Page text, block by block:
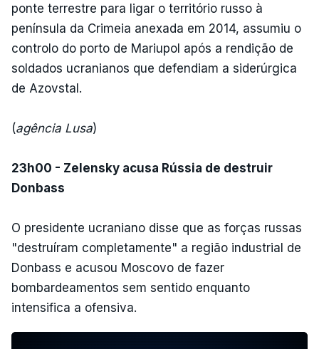
ponte terrestre para ligar o território russo à
península da Crimeia anexada em 2014, assumiu o
controlo do porto de Mariupol após a rendição de
soldados ucranianos que defendiam a siderúrgica
de Azovstal.
(agência Lusa)
23h00 - Zelensky acusa Rússia de destruir
Donbass
O presidente ucraniano disse que as forças russas
"destruíram completamente" a região industrial de
Donbass e acusou Moscovo de fazer
bombardeamentos sem sentido enquanto
intensifica a ofensiva.